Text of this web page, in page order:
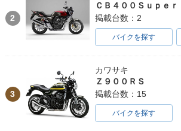
2
掲載台数：2
バイクを探す
3
カワサキ
Ｚ９００ＲＳ
掲載台数：15
バイクを探す